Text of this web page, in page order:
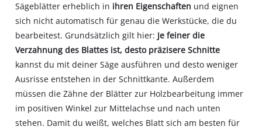
Sägeblätter erheblich in ihren Eigenschaften und eignen
sich nicht automatisch für genau die Werkstücke, die du
bearbeitest. Grundsätzlich gilt hier: Je feiner die
Verzahnung des Blattes ist, desto präzisere Schnitte
kannst du mit deiner Säge ausführen und desto weniger
Ausrisse entstehen in der Schnittkante. Außerdem
müssen die Zähne der Blätter zur Holzbearbeitung immer
im positiven Winkel zur Mittelachse und nach unten
stehen. Damit du weißt, welches Blatt sich am besten für